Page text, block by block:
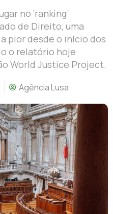
no ‘ranking’
de Direito, uma
pior desde o início dos
o relatório hoje
World Justice Project.
Agência Lusa